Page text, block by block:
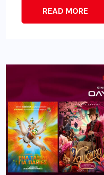
READ MORE